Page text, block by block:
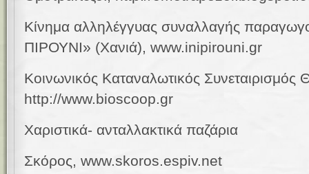
Κίνημα αλληλέγγυας συναλλαγής
ΠΙΡΟΥΝΙ» (Χανιά), www.inipirouni.gr
Κοινωνικός Καταναλωτικός Συνεταιρισμός
http://www.bioscoop.gr
Χαριστικά- ανταλλακτικά παζάρια
Σκόρος, www.skoros.espiv.net